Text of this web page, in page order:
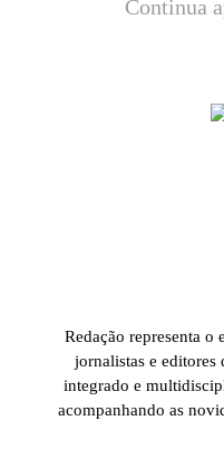
Continua
Redação representa o
jornalistas e editores
integrado e
acompanhando as